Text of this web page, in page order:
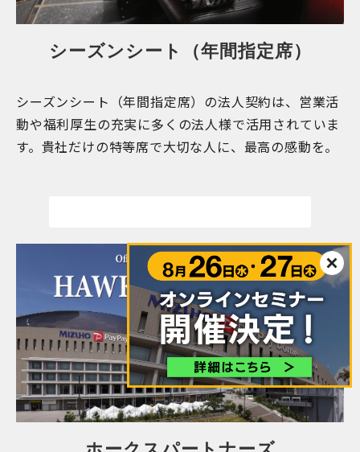
シーズンシート（年間指定席）
シーズンシート（年間指定席）の法人契約は、営業活
動や福利厚生の充実に多くの法人様で活用されていま
す。貴社だけの特等席で大切な人に、最高の感動を。